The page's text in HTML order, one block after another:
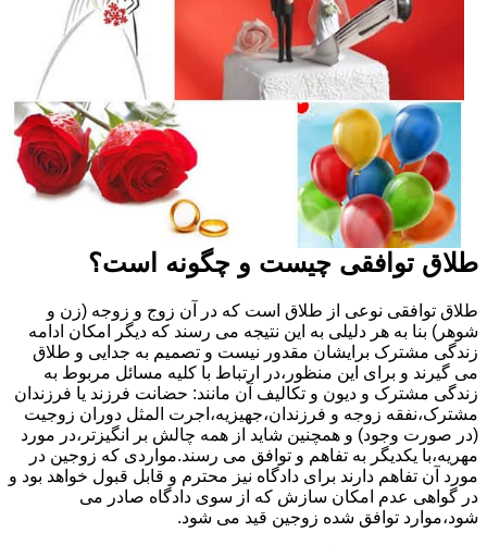
طلاق توافقی چیست و چگونه است؟
طلاق توافقی نوعی از طلاق است که در آن زوج و زوجه (زن و
شوهر) بنا به هر دلیلی به این نتیجه می رسند که دیگر امکان ادامه
زندگی مشترک برایشان مقدور نیست و تصمیم به جدایی و طلاق
می گیرند و برای این منظور،در ارتباط با کلیه مسائل مربوط به
زندگی مشترک و دیون و تکالیف آن مانند: حضانت فرزند یا فرزندان
مشترک،نفقه زوجه و فرزندان،جهیزیه،اجرت المثل دوران زوجیت
(در صورت وجود) و همچنین شاید از همه چالش بر انگیزتر،در مورد
مهریه،با یکدیگر به تفاهم و توافق می رسند.مواردی که زوجین در
مورد آن تفاهم دارند برای دادگاه نیز محترم و قابل قبول خواهد بود و
در گواهی عدم امکان سازش که از سوی دادگاه صادر می
شود،موارد توافق شده زوجین قید می شود.